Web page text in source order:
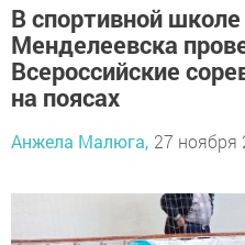
В спортивной
Менделеевска
Всероссийские
на поясах
Анжела Малюга, 27 ноября